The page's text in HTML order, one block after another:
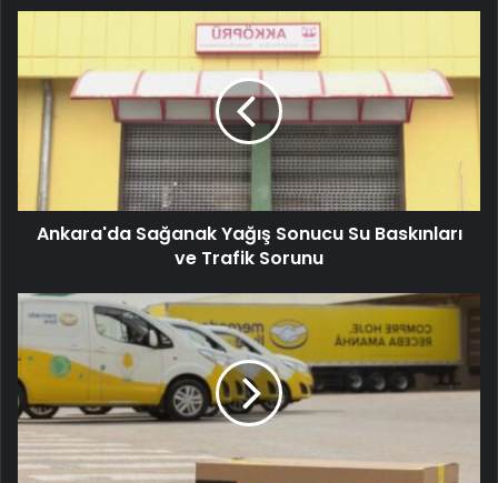
Ankara'da Sağanak Yağış Sonucu Su Baskınları
ve Trafik Sorunu